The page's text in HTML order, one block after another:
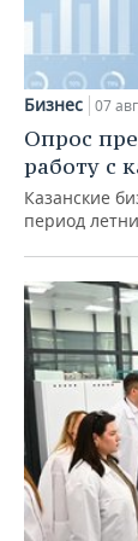
Бизнес 07
Опрос
работу с
Казанские
период